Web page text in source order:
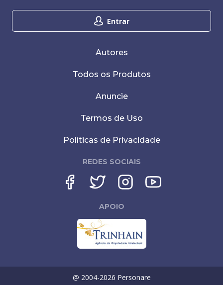
Entrar
Autores
Todos os Produtos
Anuncie
Termos de Uso
Políticas de Privacidade
REDES SOCIAIS
APOIO
@ 2004-2026 Personare